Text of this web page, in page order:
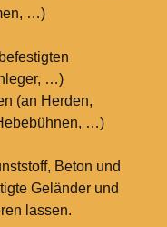
…)
…)
(an Herden,
…)
Beton und
Geländer und
lassen.